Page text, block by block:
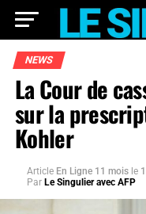
NEWS
La Cour de
sur la
Kohler
Article En Ligne 11 mois le
Par Le Singulier avec AFP